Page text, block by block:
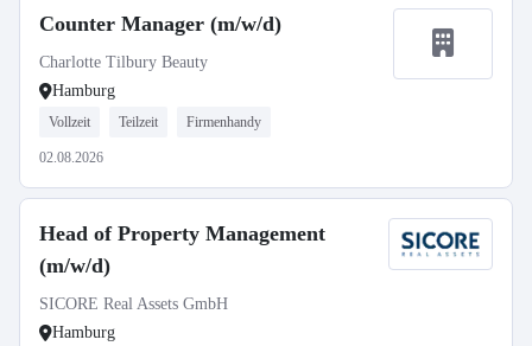
Counter Manager (m/w/d)
Charlotte Tilbury Beauty
Hamburg
Vollzeit Teilzeit Firmenhandy
02.08.2026
Head of Property Management
(m/w/d)
SICORE Real Assets GmbH
Hamburg